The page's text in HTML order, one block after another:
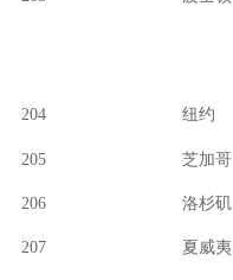
204 纽约
205 芝加哥
206 洛杉矶
207 夏威夷